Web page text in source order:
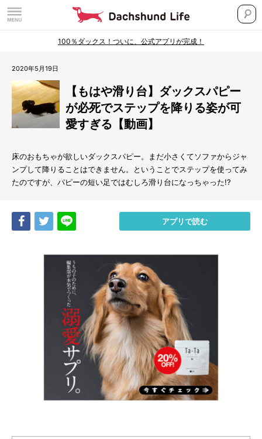
100％ダックス！ついに、公式アプリが完成！
2020年5月19日
【もはや滑り台】ダックスパピー
が必死でステップを降りる姿が可
愛すぎる【動画】
床のおもちゃが欲しいダックスパピー。まだ小さくてソファからジャ
ンプして降りることはできません。ということでステップを使ってみ
たのですが、パピーの短い足ではむしろ滑り台になっちゃった!?
Share Tweet アプリで読む